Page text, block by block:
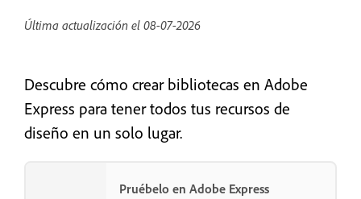
Última actualización el 08-07-2026
Descubre cómo crear bibliotecas en Adobe
Express para tener todos tus recursos de
diseño en un solo lugar.
Pruébelo en Adobe Express